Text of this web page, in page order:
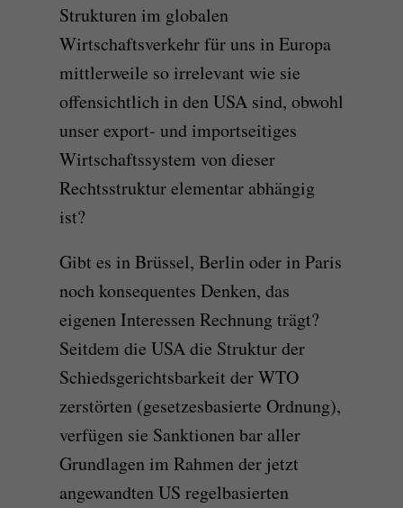
Strukturen im globalen
Wirtschaftsverkehr für uns in Europa
mittlerweile so irrelevant wie sie
offensichtlich in den USA sind, obwohl
unser export- und importseitiges
Wirtschaftssystem von dieser
Rechtsstruktur elementar abhängig
ist?
Gibt es in Brüssel, Berlin oder in Paris
noch konsequentes Denken, das
eigenen Interessen Rechnung trägt?
Seitdem die USA die Struktur der
Schiedsgerichtsbarkeit der WTO
zerstörten (gesetzesbasierte Ordnung),
verfügen sie Sanktionen bar aller
Grundlagen im Rahmen der jetzt
angewandten US regelbasierten